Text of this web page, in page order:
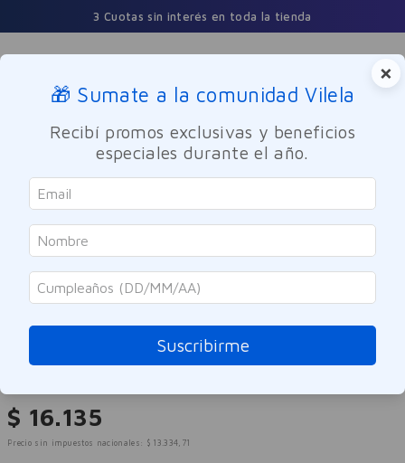
3 Cuotas sin interés en toda la tienda
Buscar
Cuidado Personal Accesorios de belleza
Fascino
Brocha Maquillaje Polvo Fibra
$ 16.135
Precio sin impuestos nacionales: $ 13 .334, 71
×
🎁 Sumate a la comunidad Vilela
Recibí promos exclusivas y beneficios
especiales durante el año.
Suscribirme